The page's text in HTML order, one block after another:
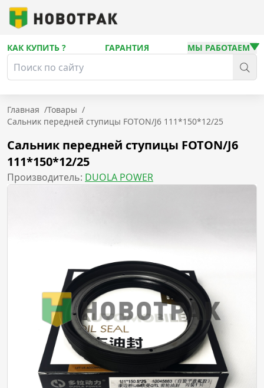
КАК КУПИТЬ ? ГАРАНТИЯ МЫ РАБОТАЕМ
Главная /Товары /
Сальник передней ступицы FOTON/J6 111*150*12/25
Сальник передней ступицы FOTON/J6
111*150*12/25
Производитель: DUOLA POWER